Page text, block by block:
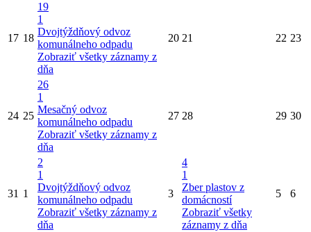
17 18
19
1
Dvojtýždňový odvoz
komunálneho odpadu
Zobraziť všetky záznamy z
dňa
20 21 22 23
24 25
26
1
Mesačný odvoz
komunálneho odpadu
Zobraziť všetky záznamy z
dňa
27 28 29 30
31 1
2
1
Dvojtýždňový odvoz
komunálneho odpadu
Zobraziť všetky záznamy z
dňa
3
4
1
Zber plastov z
domácností
Zobraziť všetky
záznamy z dňa
5 6